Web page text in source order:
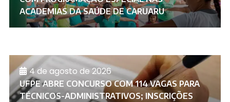
ACADEMIAS DA SAÚDE DE CARUARU
4 de agosto de 2026
UFPE ABRE CONCURSO COM 114 VAGAS PARA
TÉCNICOS-ADMINISTRATIVOS; INSCRIÇÕES